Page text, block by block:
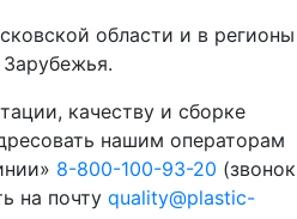
области и в регионы
качеству и сборке
нашим операторам
8-800-100-93-20 (звонок
на почту quality@plastic-